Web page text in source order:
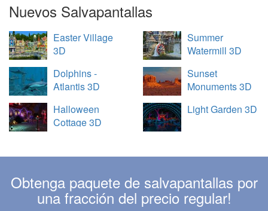
Nuevos Salvapantallas
Easter Village
3D
Summer
Watermill 3D
Dolphins -
Atlantis 3D
Sunset
Monuments 3D
Halloween
Cottage 3D
Light Garden 3D
Obtenga paquete de salvapantallas por
una fracción del precio regular!